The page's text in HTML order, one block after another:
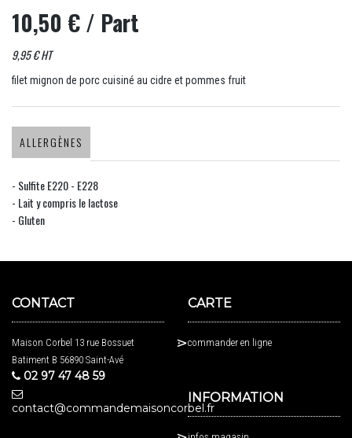
10,50 €/ Part
9,95 € HT
filet mignon de porc cuisiné au cidre et pommes fruit
ALLERGÈNES
- Sulfite E220 - E228
- Lait y compris le lactose
- Gluten
CONTACT
Maison Corbel 13 rue Bossuet
Batiment B 56890 Saint-Avé
02 97 47 48 59
contact@commandemaisoncorbel.fr
CARTE
commander en ligne
INFORMATION